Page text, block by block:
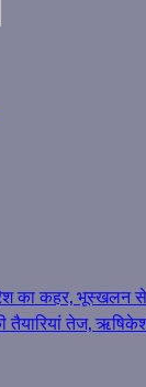
का कहर, भूस्खलन
तैयारियां तेज,